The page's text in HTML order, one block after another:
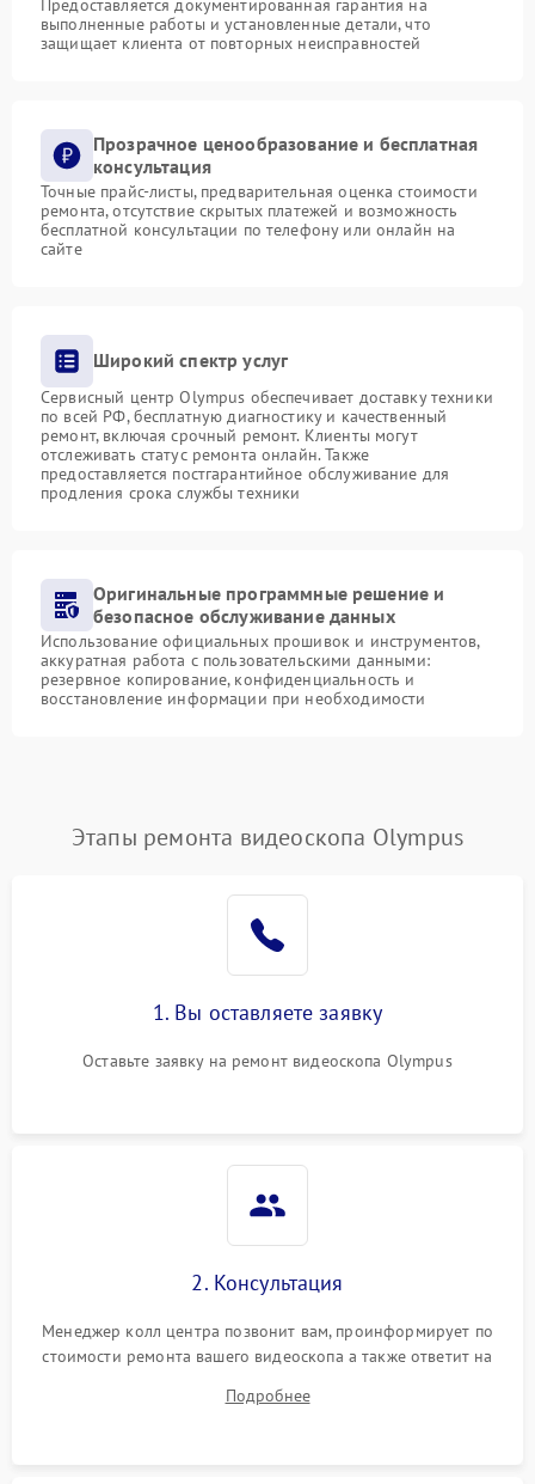
Предоставляется документированная гарантия на
выполненные работы и установленные детали, что
защищает клиента от повторных неисправностей
Прозрачное ценообразование и бесплатная
консультация
Точные прайс-листы, предварительная оценка стоимости
ремонта, отсутствие скрытых платежей и возможность
бесплатной консультации по телефону или онлайн на
сайте
Широкий спектр услуг
Сервисный центр Olympus обеспечивает доставку техники
по всей РФ, бесплатную диагностику и качественный
ремонт, включая срочный ремонт. Клиенты могут
отслеживать статус ремонта онлайн. Также
предоставляется постгарантийное обслуживание для
продления срока службы техники
Оригинальные программные решение и
безопасное обслуживание данных
Использование официальных прошивок и инструментов,
аккуратная работа с пользовательскими данными:
резервное копирование, конфиденциальность и
восстановление информации при необходимости
Этапы ремонта видеоскопа Olympus
1. Вы оставляете заявку
Оставьте заявку на ремонт видеоскопа Olympus
2. Консультация
Менеджер колл центра позвонит вам, проинформирует по
стоимости ремонта вашего видеоскопа а также ответит на
Подробнее